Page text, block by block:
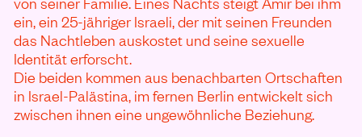
ein, ein 25-jähriger Israeli, der mit seinen Freunden
das Nachtleben auskostet und seine sexuelle
Identität erforscht.
Die beiden kommen aus benachbarten Ortschaften
in Israel-Palästina, im fernen Berlin entwickelt sich
zwischen ihnen eine ungewöhnliche Beziehung.